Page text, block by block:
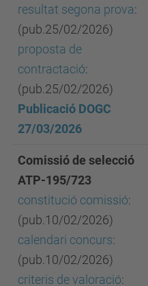
resultat segona prova:
(pub.25/02/2026)
proposta de
contractació:
(pub.25/02/2026)
Publicació DOGC
27/03/2026
Comissió de selecció
ATP-195/723
constitució comissió:
(pub.10/02/2026)
calendari concurs:
(pub.10/02/2026)
criteris de valoració: